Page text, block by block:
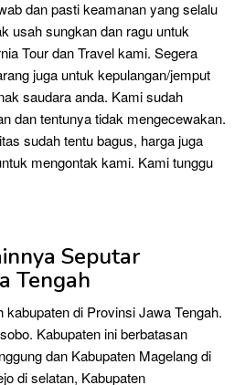
dan pasti keamanan yang selalu
usah sungkan dan ragu untuk
Tour dan Travel kami. Segera
juga untuk kepulangan/jemput
saudara anda. Kami sudah
dan tentunya tidak mengecewakan.
sudah tentu bagus, harga juga
mengontak kami. Kami tunggu
Seputar
Tengah
kabupaten di Provinsi Jawa Tengah.
Kabupaten ini berbatasan
dan Kabupaten Magelang di
di selatan, Kabupaten